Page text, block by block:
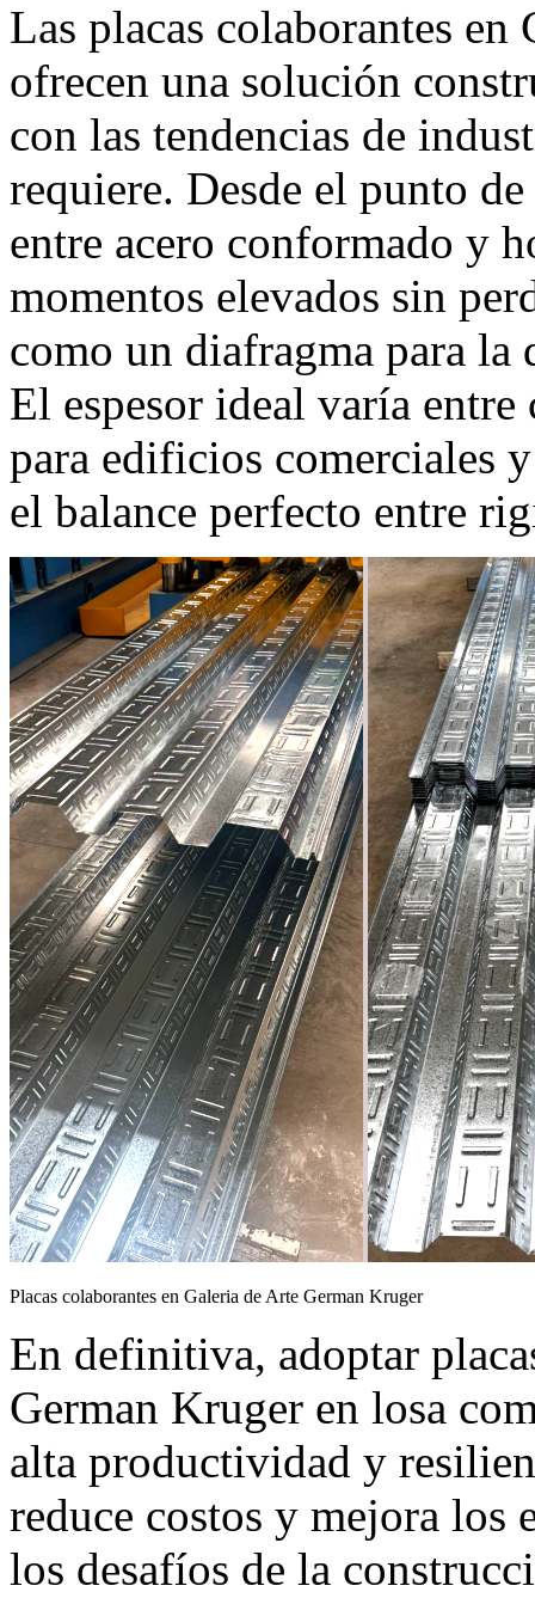
Las placas colaborantes
ofrecen una solución
con las tendencias de
requiere. Desde el punto
entre acero conformado y
momentos elevados sin
como un diafragma para la
El espesor ideal varía
para edificios comerciales
el balance perfecto entre
Placas colaborantes en Galeria de Arte German Kruger
En definitiva, adoptar
German Kruger en losa
alta productividad y
reduce costos y mejora los
los desafíos de la